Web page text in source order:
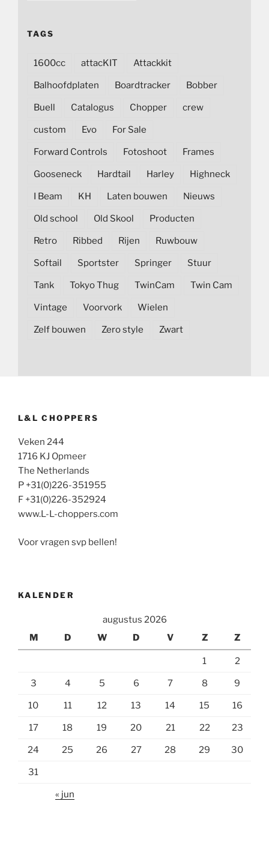
TAGS
1600cc attacKIT Attackkit
Balhoofdplaten Boardtracker Bobber
Buell Catalogus Chopper crew
custom Evo For Sale
Forward Controls Fotoshoot Frames
Gooseneck Hardtail Harley Highneck
I Beam KH Laten bouwen Nieuws
Old school Old Skool Producten
Retro Ribbed Rijen Ruwbouw
Softail Sportster Springer Stuur
Tank Tokyo Thug TwinCam Twin Cam
Vintage Voorvork Wielen
Zelf bouwen Zero style Zwart
L&L CHOPPERS
Veken 244
1716 KJ Opmeer
The Netherlands
P +31(0)226-351955
F +31(0)226-352924
www.L-L-choppers.com
Voor vragen svp bellen!
KALENDER
augustus 2026
M
D W D V Z Z
1 2
3 4 5 6 7 8 9
10 11 12 13 14 15 16
17 18 19 20 21 22 23
24 25 26 27 28 29 30
31
« jun